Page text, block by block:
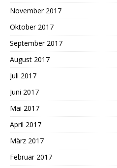
November 2017
Oktober 2017
September 2017
August 2017
Juli 2017
Juni 2017
Mai 2017
April 2017
März 2017
Februar 2017